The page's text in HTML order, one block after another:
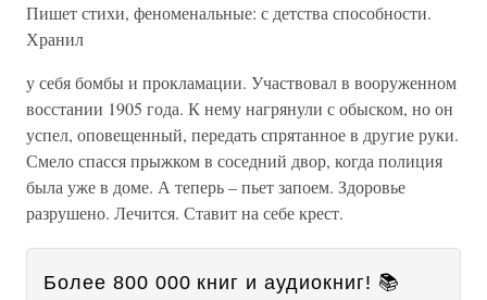
Пишет стихи, феноменальные: с детства способности.
Хранил
у себя бомбы и прокламации. Участвовал в вооруженном
восстании 1905 года. К нему нагрянули с обыском, но он
успел, оповещенный, передать спрятанное в другие руки.
Смело спасся прыжком в соседний двор, когда полиция
была уже в доме. А теперь – пьет запоем. Здоровье
разрушено. Лечится. Ставит на себе крест.
Более 800 000 книг и аудиокниг! 📚